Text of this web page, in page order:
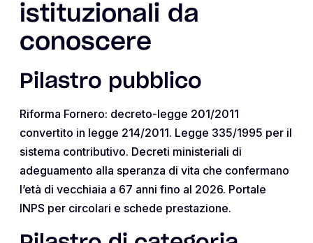
istituzionali da
conoscere
Pilastro pubblico
Riforma Fornero: decreto-legge 201/2011
convertito in legge 214/2011. Legge 335/1995 per il
sistema contributivo. Decreti ministeriali di
adeguamento alla speranza di vita che confermano
l’età di vecchiaia a 67 anni fino al 2026. Portale
INPS per circolari e schede prestazione.